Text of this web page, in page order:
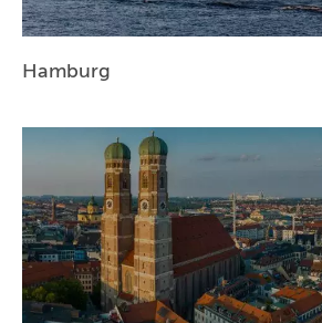
HANNOVER
ZÜRICH
Hamburg